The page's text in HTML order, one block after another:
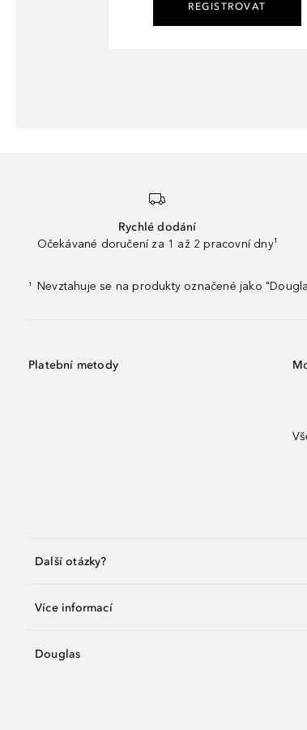
REGISTROVAT
Rychlé dodání
Očekávané doručení za 1 až 2 pracovní dny¹
¹ Nevztahuje se na produkty označené jako
Platební metody
Další otázky?
Více informací
Douglas